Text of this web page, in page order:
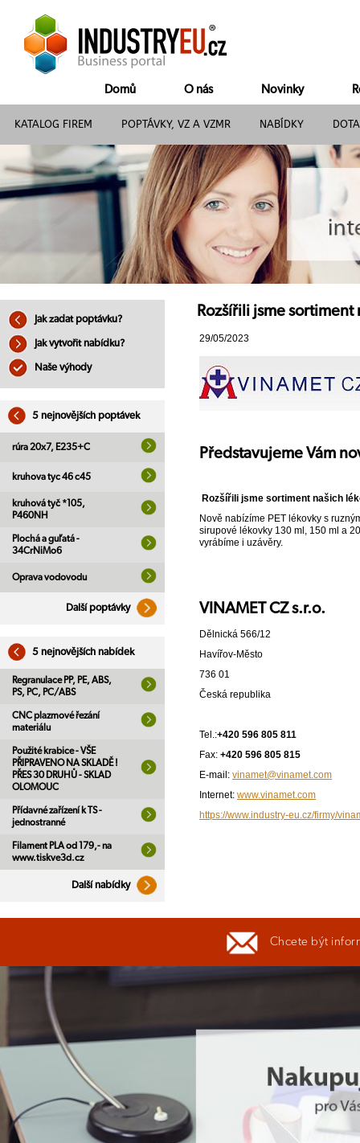
Domů O nás Novinky
KATALOG FIREM POPTÁVKY, VZ A VZMR NABÍDKY
Jak zadat poptávku?
Jak vytvořit nabídku?
Naše výhody
5 nejnovějších poptávek
rúra 20x7, E235+C
kruhova tyc 46 c45
kruhová tyč *105,
P460NH
Plochá a guľatá -
34CrNiMo6
Oprava vodovodu
Další poptávky
5 nejnovějších nabídek
Regranulace PP, PE, ABS,
PS, PC, PC/ABS
CNC plazmové řezání
materiálu
Použité krabice - VŠE
PŘIPRAVENO NA SKLADĚ !
PŘES 30 DRUHŮ - SKLAD
OLOMOUC
Přídavné zařízení k TS -
jednostranné
Filament PLA od 179,- na
www.tiskve3d.cz
Další nabídky
Rozšířili jsme
29/05/2023
Představujeme Vám
Rozšířili jsme sortiment našich
Nově nabízíme PET lékovky s
sirupové lékovky 130 ml, 150 ml a
vyrábíme i uzávěry.
VINAMET CZ s.r.o.
Dělnická 566/12
Havířov-Město
736 01
Česká republika
Tel.:+420 596 805 811
Fax: +420 596 805 815
E-mail: vinamet@vinamet.com
Internet: www.vinamet.com
https://www.industry-eu.cz/firmy/
Chcete být